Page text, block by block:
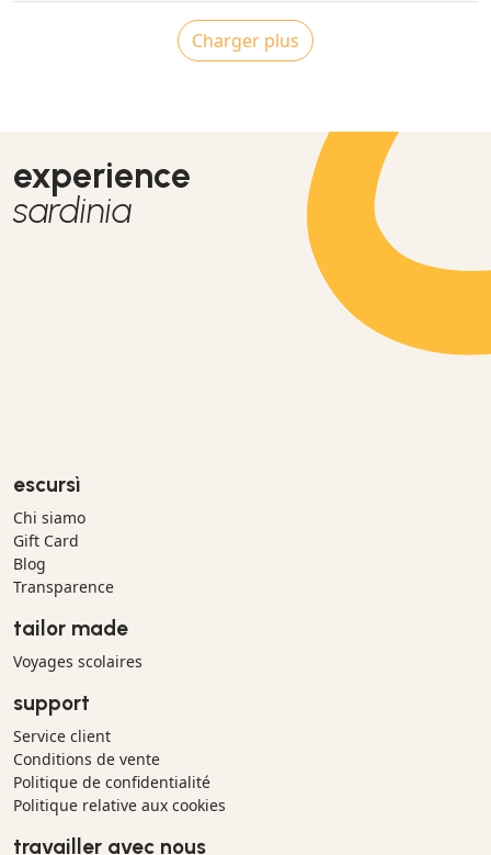
Charger plus
experience
sardinia
escursì
Chi siamo
Gift Card
Blog
Transparence
tailor made
Voyages scolaires
support
Service client
Conditions de vente
Politique de confidentialité
Politique relative aux cookies
travailler avec nous